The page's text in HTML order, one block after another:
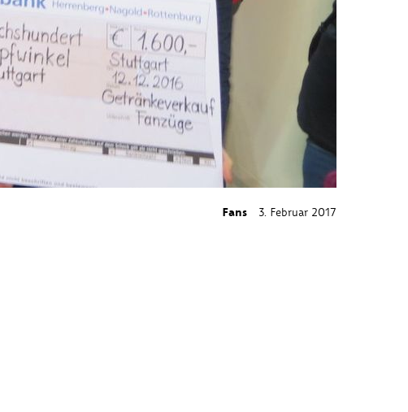
Fans 3. Februar 2017